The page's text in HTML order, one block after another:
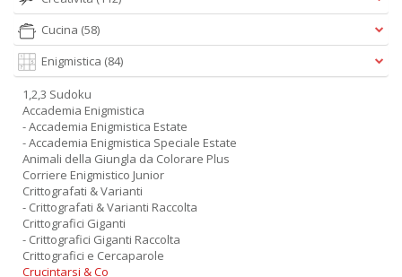
Cucina (58)
Enigmistica (84)
1,2,3 Sudoku
Accademia Enigmistica
- Accademia Enigmistica Estate
- Accademia Enigmistica Speciale Estate
Animali della Giungla da Colorare Plus
Corriere Enigmistico Junior
Crittografati & Varianti
- Crittografati & Varianti Raccolta
Crittografici Giganti
- Crittografici Giganti Raccolta
Crittografici e Cercaparole
Crucintarsi & Co